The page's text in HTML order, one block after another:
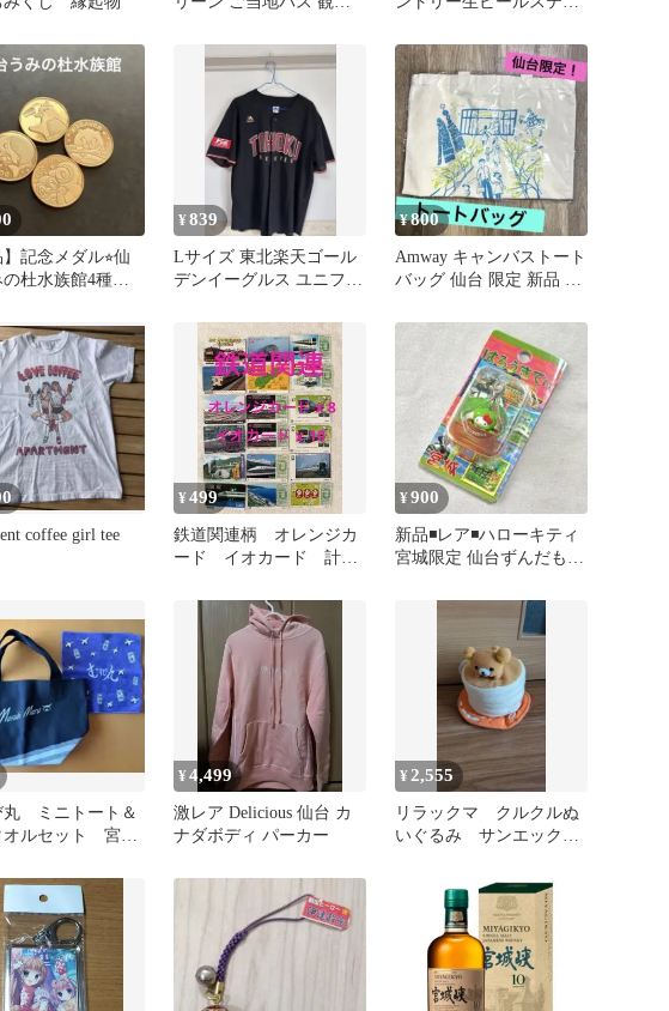
り 非売品
】記念メダル⭐︎仙
の杜水族館4種セ
¥839
Lサイズ 東北楽天ゴール
デンイーグルス ユニフォ
¥800
Amway キャンバストート
バッグ 仙台 限定 新品 未
coffee girl tee
¥499
鉄道関連柄 オレンジカ
ード イオカード 計18
¥900
新品◾️レア◾️ハローキティ
宮城限定 仙台ずんだもち
丸 ミニトート＆
オルセット 宮城
¥4,499
激レア Delicious 仙台 カ
ナダボディ パーカー
¥2,555
リラックマ クルクルぬ
いぐるみ サンエック